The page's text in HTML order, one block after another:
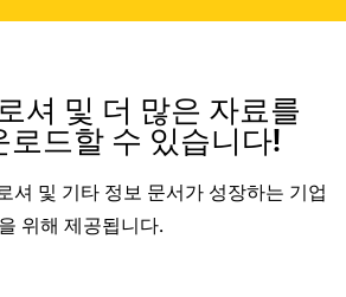
셔 및 더 많은 자료를
로드할 수 있습니다!
셔 및 기타 정보 문서가 성장하는 기업
을 위해 제공됩니다.